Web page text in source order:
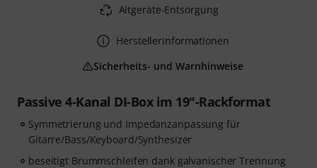
Passive 4-Kanal DI-Box im 19"-Rackformat
Symmetrierung und Impedanzanpassung für
Gitarre/Bass/Keyboard/Synthesizer
beseitigt Brummschleifen dank galvanischer Trennung
Altgeräte-Entsorgung
Herstellerinformationen
Sicherheits- und Warnhinweise